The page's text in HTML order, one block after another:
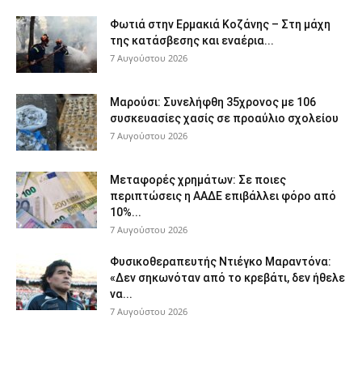
Φωτιά στην Ερμακιά Κοζάνης – Στη μάχη
της κατάσβεσης και εναέρια...
7 Αυγούστου 2026
Μαρούσι: Συνελήφθη 35χρονος με 106
συσκευασίες χασίς σε προαύλιο σχολείου
7 Αυγούστου 2026
Μεταφορές χρημάτων: Σε ποιες
περιπτώσεις η ΑΑΔΕ επιβάλλει φόρο από
10%...
7 Αυγούστου 2026
Φυσικοθεραπευτής Ντιέγκο Μαραντόνα:
«Δεν σηκωνόταν από το κρεβάτι, δεν ήθελε
να...
7 Αυγούστου 2026